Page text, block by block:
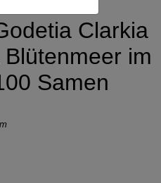
Clarkia
im
Samen